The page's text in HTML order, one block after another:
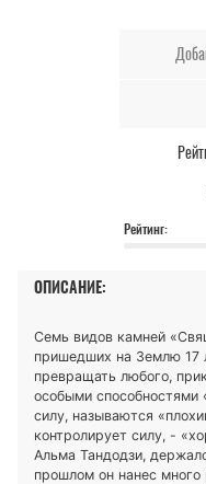
Рейтинг:
ОПИСАНИЕ:
Семь видов камней
пришедших на Землю 17
превращать любого,
особыми
силу, называются
контролирует силу, -
Альма Тандодзи,
прошлом он нанес